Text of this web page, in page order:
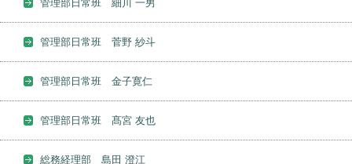
管理部日常班 細川 一男
管理部日常班 菅野 紗斗
管理部日常班 金子寛仁
管理部日常班 髙宮 友也
総務経理部 島田 澄江